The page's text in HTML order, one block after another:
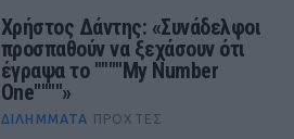
Χρήστος Δάντης: «Συνάδελφοι
προσπαθούν να ξεχάσουν ότι
έγραψα το """"My Number
One""""»
ΔΙΛΉΜΜΑΤΑ ΠΡΟΧΤΈΣ